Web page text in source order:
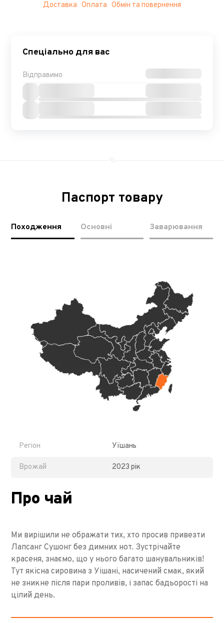
Доставка Оплата Обмін та повернення
Спеціально для вас
Відправимо
Паспорт товару
Походження Основні Заварювання
Регіон Уїшань
Врожай 2023 рік
Про чай
Ми вирішили не ображати тих, хто просив привезти
Лапсанг Сушонг без димних нот. Зустрічайте
красеня, знаємо, що у нього багато шанувальників!
Тут якісна сировина з Уішані, насичений смак, який
не зникне після пари проливів, і запас бадьорості на
цілий день.